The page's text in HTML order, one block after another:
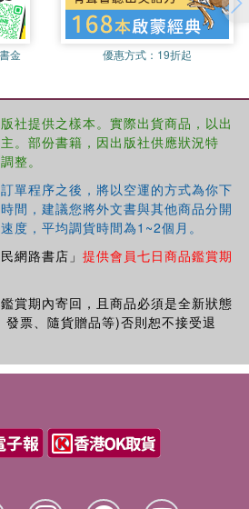
world
on a sustainability theme with
fantastic book will raise
issues in an engaging way –
will save your school or setting
金 優惠方式： 19折起
社提供之樣本。實際出貨商品，以出
。部份書籍，因出版社供應狀況特
整。
單程序之後，將以空運的方式為你下
間，建議您將外文書與其他商品分開
度，平均調貨時間為1~2個月。
網路書店」 提供會員七日商品鑑賞期
賞期內寄回，且商品必須是全新狀態
票、隨貨贈品等)否則恕不接受退